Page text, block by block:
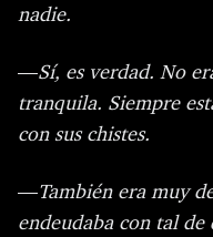
nadie.
—Sí, es verdad. No
tranquila. Siempre
con sus chistes.
—También era muy
endeudaba con tal